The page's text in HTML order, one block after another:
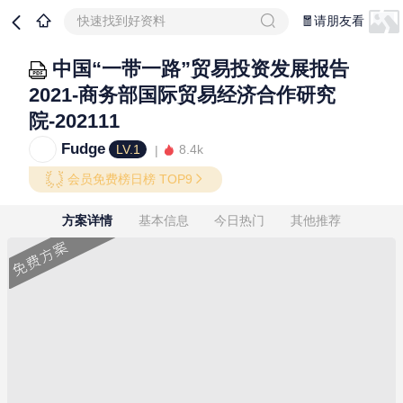
快速找到好资料 🧧请朋友看
中国“一带一路”贸易投资发展报告
2021-商务部国际贸易经济合作研究
院-202111
Fudge LV.1 8.4k
会员免费榜日榜 TOP9
方案详情 基本信息 今日热门 其他推荐